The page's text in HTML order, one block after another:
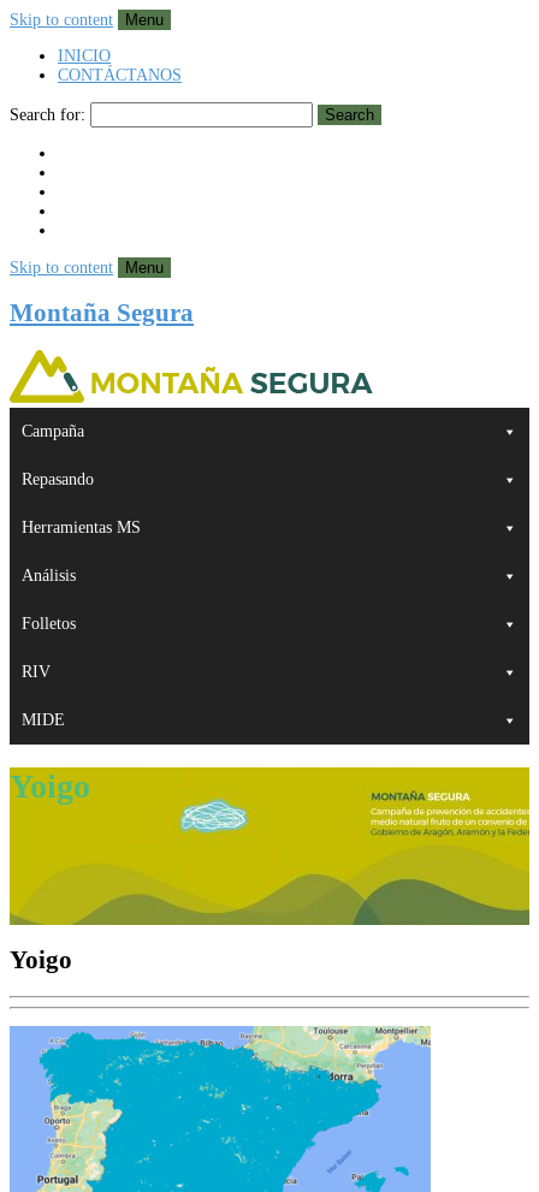
Skip to content
Menu
INICIO
CONTÁCTANOS
Search for: Search
Skip to content Menu
Montaña Segura
Campaña
Repasando
Herramientas MS
Análisis
Folletos
RIV
MIDE
Yoigo
Yoigo